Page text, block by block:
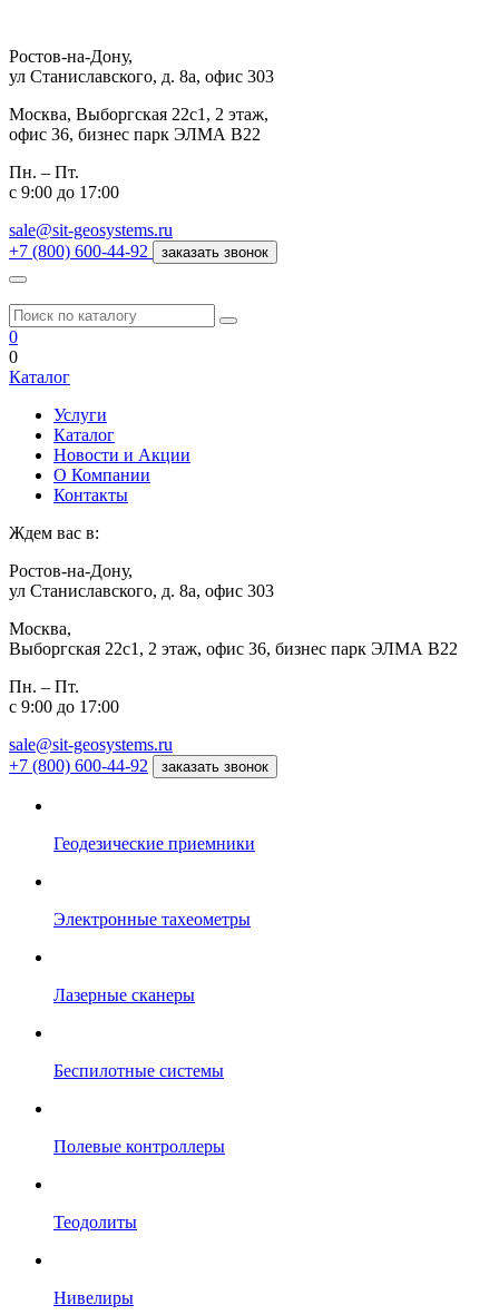
Ростов-на-Дону,
ул Станиславского, д. 8а, офис 303
Москва, Выборгская 22с1, 2 этаж,
офис 36, бизнес парк ЭЛМА В22
Пн. – Пт.
с 9:00 до 17:00
sale@sit-geosystems.ru
+7 (800) 600-44-92
заказать звонок
0
0
Каталог
Услуги
Каталог
Новости и Акции
О Компании
Контакты
Ждем вас в:
Ростов-на-Дону,
ул Станиславского, д. 8а, офис 303
Москва,
Выборгская 22с1, 2 этаж, офис 36, бизнес парк ЭЛМА В22
Пн. – Пт.
с 9:00 до 17:00
sale@sit-geosystems.ru
+7 (800) 600-44-92
заказать звонок
Геодезические приемники
Электронные тахеометры
Лазерные сканеры
Беспилотные системы
Полевые контроллеры
Теодолиты
Нивелиры